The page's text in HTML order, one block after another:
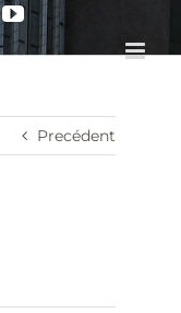
YouTube
Precédent